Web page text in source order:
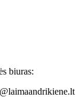
biuras: